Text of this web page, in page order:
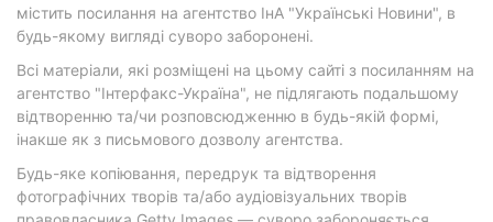
містить посилання на агентство ІнА "Українські Новини", в
будь-якому вигляді суворо заборонені.
Всі матеріали, які розміщені на цьому сайті з посиланням на
агентство "Інтерфакс-Україна", не підлягають подальшому
відтворенню та/чи розповсюдженню в будь-якій формі,
інакше як з письмового дозволу агентства.
Будь-яке копіювання, передрук та відтворення
фотографічних творів та/або аудіовізуальних творів